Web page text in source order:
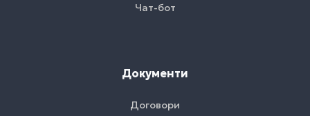
Чат-бот
Документи
Договори